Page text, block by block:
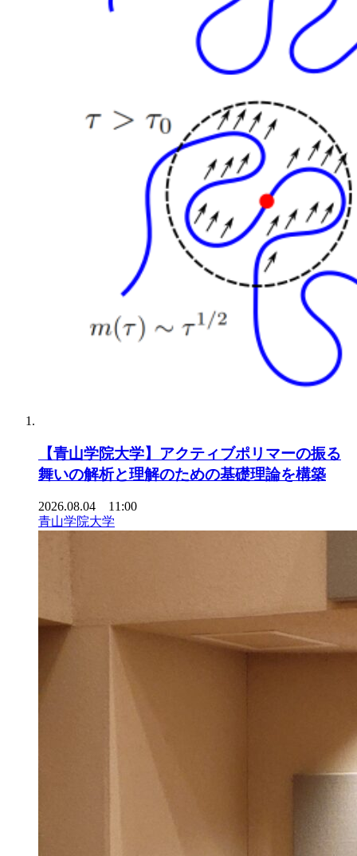
【青山学院大学】アクティブポリマーの振る
舞いの解析と理解のための基礎理論を構築
2026.08.04 11:00
青山学院大学